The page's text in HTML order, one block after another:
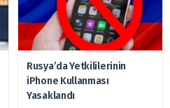
Rusya’da Yetkililerinin
iPhone Kullanması
Yasaklandı